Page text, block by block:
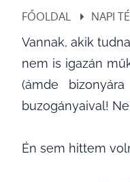
FŐOLDAL NAPI
Vannak, akik
nem is igazán
(ámde
buzogányaival!
Én sem hittem